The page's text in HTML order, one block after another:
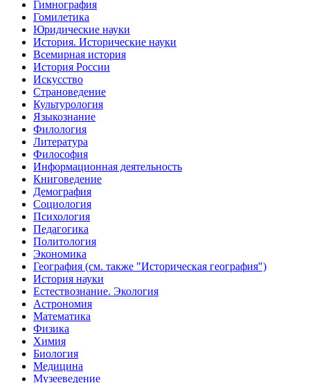
Гимнография
Гомилетика
Юридические науки
История. Исторические науки
Всемирная история
История России
Искусство
Страноведение
Культурология
Языкознание
Филология
Литература
Философия
Информационная деятельность
Книговедение
Демография
Социология
Психология
Педагогика
Политология
Экономика
География (см. также "Историческая география")
История науки
Естествознание. Экология
Астрономия
Математика
Физика
Химия
Биология
Медицина
Музееведение